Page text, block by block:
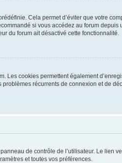
Cela permet d’éviter que votre
si vous accédez au forum depuis
du forum ait désactivé cette fonctionnalité.
Les cookies permettent également
récurrents de connexion et de
de contrôle de l’utilisateur. Le lien
et toutes vos préférences.